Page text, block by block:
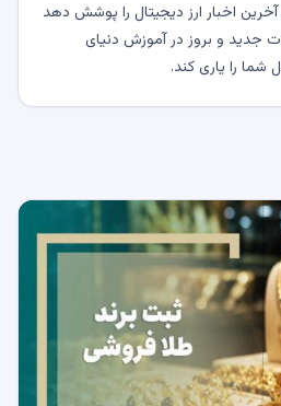
اخبار ارز دیجیتال را پوشش دهد
جدید و بروز در آموزش دنیای
شما را یاری کند.